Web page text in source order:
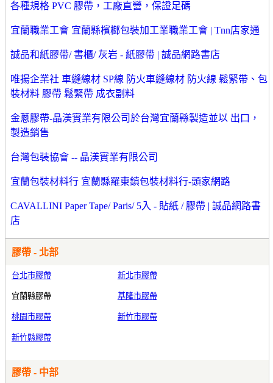
各種規格 PVC 膠帶，工廠直營，保證足碼
宜蘭職業工會 宜蘭縣檳榔包裝加工業職業工會 | Tnn店家通
誠品和紙膠帶/ 書櫃/ 灰岩 - 紙膠帶 | 誠品網路書店
唯揚企業社 車縫線材 SP線 防火車縫線材 防火線 鬆緊帶、包
裝材料 膠帶 鬆緊帶 成衣副料
金蔥膠帶-晶渼實業有限公司於台灣宜蘭縣製造並以 出口，
製造銷售
台灣包裝協會 -- 晶渼實業有限公司
宜蘭包裝材料行 宜蘭縣羅東鎮包裝材料行-頭家網路
CAVALLINI Paper Tape/ Paris/ 5入 - 貼紙 / 膠帶 | 誠品網路書
店
膠帶 - 北部
台北市膠帶 新北市膠帶
宜蘭縣膠帶 基隆市膠帶
桃園市膠帶 新竹市膠帶
新竹縣膠帶
膠帶 - 中部